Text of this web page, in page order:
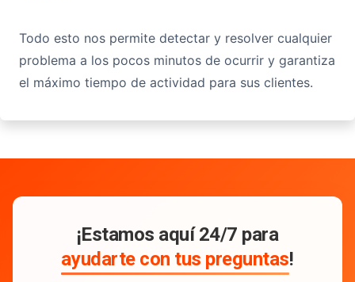
Todo esto nos permite detectar y resolver cualquier
problema a los pocos minutos de ocurrir y garantiza
el máximo tiempo de actividad para sus clientes.
¡Estamos aquí 24/7 para
ayudarte con tus preguntas!